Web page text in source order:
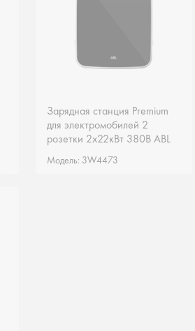
Зарядная станция Premium
для электромобилей 2
розетки 2х22кВт 380В ABL
Германия 3W4473
Модель: 3W4473
Зарядная станция Premium
для электромобилей 2
розетки 2х22кВт 380В ABL
Германия 3W4473
Модель: 3W4473